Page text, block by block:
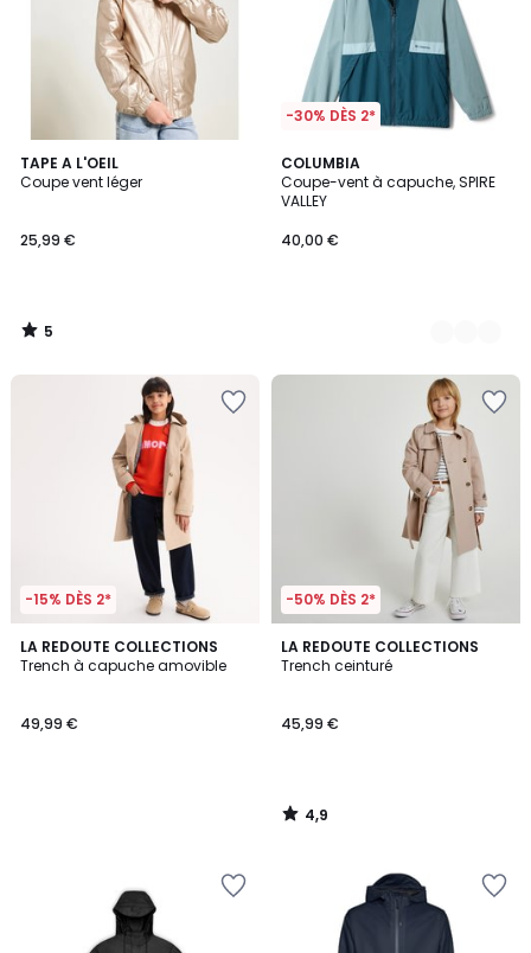
TAPE A L'OEIL
Coupe vent léger
25,99 €
5
/
5
/
-30% DÈS 2*
COLUMBIA
Coupe-vent à capuche, SPIRE
VALLEY
40,00 €
2
Couleurs
-15% DÈS 2*
LA REDOUTE COLLECTIONS
Trench à capuche amovible
49,99 €
-50% DÈS 2*
LA REDOUTE COLLECTIONS
Trench ceinturé
45,99 €
4,9
/ 5
4,9
/